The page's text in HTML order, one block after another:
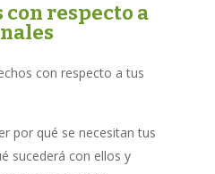
con respecto a
con respecto a tus
por qué se necesitan tus
sucederá con ellos y